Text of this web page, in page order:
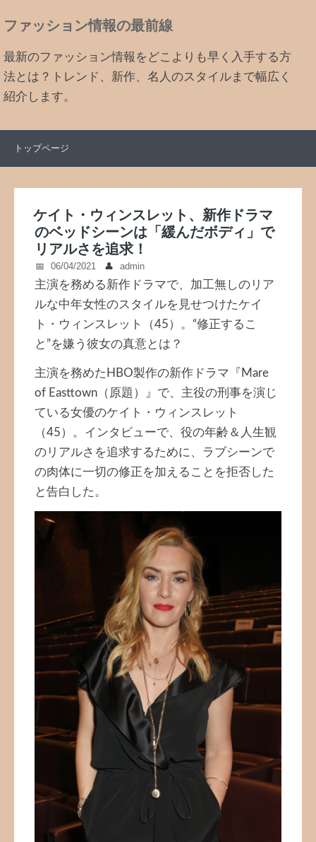
ファッション情報の最前線
最新のファッション情報をどこよりも早く入手する方
法とは？トレンド、新作、名人のスタイルまで幅広く
紹介します。
トップページ
ケイト・ウィンスレット、新作ドラマ
のベッドシーンは「緩んだボディ」で
リアルさを追求！
06/04/2021 admin
主演を務める新作ドラマで、加工無しのリア
ルな中年女性のスタイルを見せつけたケイ
ト・ウィンスレット（45）。“修正するこ
と”を嫌う彼女の真意とは？
主演を務めたHBO製作の新作ドラマ『Mare
of Easttown（原題）』で、主役の刑事を演じ
ている女優のケイト・ウィンスレット
（45）。インタビューで、役の年齢＆人生観
のリアルさを追求するために、ラブシーンで
の肉体に一切の修正を加えることを拒否した
と告白した。